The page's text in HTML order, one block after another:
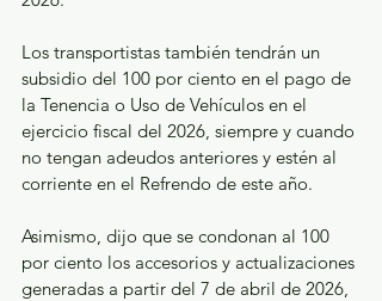
Los transportistas también tendrán un
subsidio del 100 por ciento en el pago de
la Tenencia o Uso de Vehículos en el
ejercicio fiscal del 2026, siempre y cuando
no tengan adeudos anteriores y estén al
corriente en el Refrendo de este año.
Asimismo, dijo que se condonan al 100
por ciento los accesorios y actualizaciones
generadas a partir del 7 de abril de 2026,